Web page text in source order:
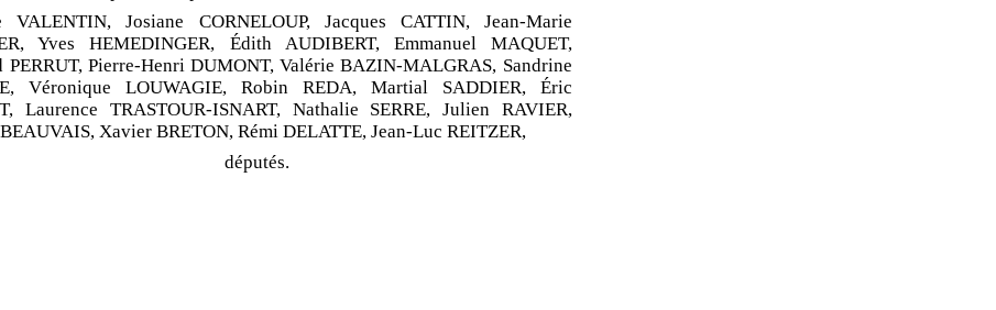
VALENTIN, Josiane CORNELOUP, Jacques CATTIN, Jean‑Marie
Yves HEMEDINGER, Édith AUDIBERT, Emmanuel MAQUET,
PERRUT, Pierre‑Henri DUMONT, Valérie BAZIN‑MALGRAS, Sandrine
Véronique LOUWAGIE, Robin REDA, Martial SADDIER, Éric
Laurence TRASTOUR‑ISNART, Nathalie SERRE, Julien RAVIER,
Xavier BRETON, Rémi DELATTE, Jean‑Luc REITZER,
députés.